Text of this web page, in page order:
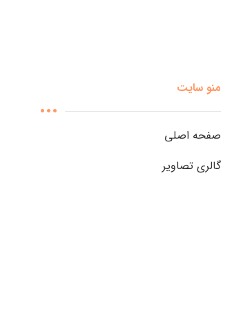
منو سایت
صفحه اصلی
گالری تصاویر